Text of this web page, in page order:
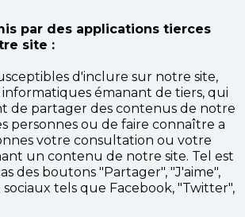
par des applications tierces
site :
d'inclure sur notre site,
émanant de tiers, qui
de partager des contenus de notre
personnes ou de faire connaître a
votre consultation ou votre
un contenu de notre site. Tel est
des boutons "Partager", "J'aime",
sociaux tels que Facebook, "Twitter",